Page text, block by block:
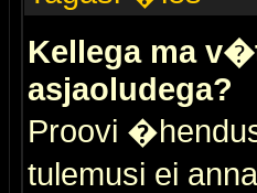
Kellega ma
asjaoludega?
Proovi
tulemusi ei